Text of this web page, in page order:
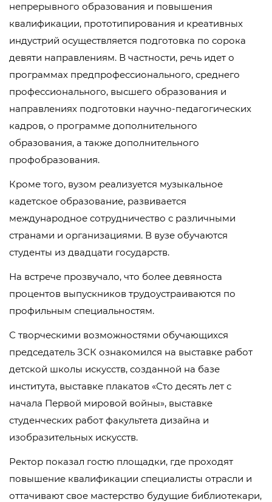
непрерывного образования и повышения
квалификации, прототипирования и креативных
индустрий осуществляется подготовка по сорока
девяти направлениям. В частности, речь идет о
программах предпрофессионального, среднего
профессионального, высшего образования и
направлениях подготовки научно-педагогических
кадров, о программе дополнительного
образования, а также дополнительного
профобразования.
Кроме того, вузом реализуется музыкальное
кадетское образование, развивается
международное сотрудничество с различными
странами и организациями. В вузе обучаются
студенты из двадцати государств.
На встрече прозвучало, что более девяноста
процентов выпускников трудоустраиваются по
профильным специальностям.
С творческими возможностями обучающихся
председатель ЗСК ознакомился на выставке работ
детской школы искусств, созданной на базе
института, выставке плакатов «Сто десять лет с
начала Первой мировой войны», выставке
студенческих работ факультета дизайна и
изобразительных искусств.
Ректор показал гостю площадки, где проходят
повышение квалификации специалисты отрасли и
оттачивают свое мастерство будущие библиотекари,